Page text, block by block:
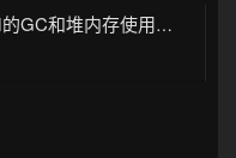
Linux查看某个服务JVM的GC和堆内存使用情况